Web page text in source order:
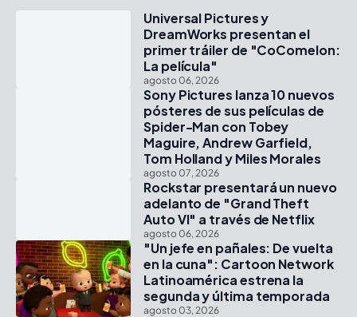
Universal Pictures y
DreamWorks presentan el
primer tráiler de "CoComelon:
La película"
agosto 06, 2026
Sony Pictures lanza 10 nuevos
pósteres de sus películas de
Spider-Man con Tobey
Maguire, Andrew Garfield,
Tom Holland y Miles Morales
agosto 07, 2026
Rockstar presentará un nuevo
adelanto de "Grand Theft
Auto VI" a través de Netflix
agosto 06, 2026
"Un jefe en pañales: De vuelta
en la cuna": Cartoon Network
Latinoamérica estrena la
segunda y última temporada
agosto 03, 2026